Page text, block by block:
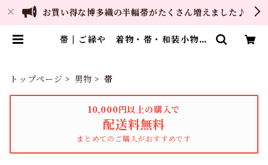
お買い得な博多織の半幅帯がたくさん増えました♪
帯 | ご縁や 着物・帯・和装小物
トップページ 男物 帯
10,000円以上の購入で
配送料無料
まとめてのご購入がおすすめです